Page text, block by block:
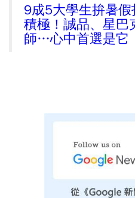
9成5大學生拚暑
積極！誠品、星巴
師…心中首選是它